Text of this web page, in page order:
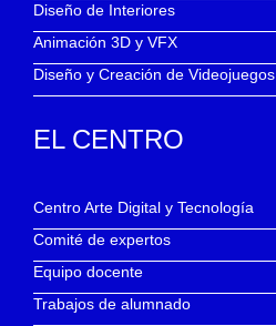
Diseño de Interiores
Animación 3D y VFX
Diseño y Creación de Videojuegos
EL CENTRO
Centro Arte Digital y Tecnología
Comité de expertos
Equipo docente
Trabajos de alumnado